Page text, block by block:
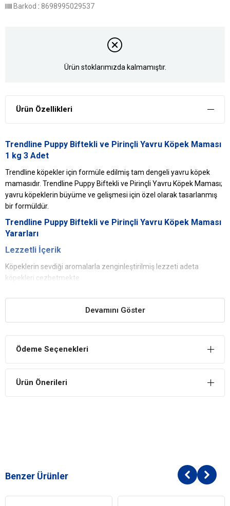
Barkod : 8698995029537
Ürün stoklarımızda kalmamıştır.
Ürün Özellikleri
Trendline Puppy Biftekli ve Pirinçli Yavru Köpek Maması
1 kg 3 Adet
Trendline köpekler için formüle edilmiş tam dengeli yavru köpek
mamasıdır. Trendline Puppy Biftekli ve Pirinçli Yavru Köpek Maması;
yavru köpeklerin büyüme ve gelişmesi için özel olarak tasarlanmış
bir formüldür.
Trendline Puppy Biftekli ve Pirinçli Yavru Köpek Maması
Yararları
Lezzetli İçerik
Köpeklerin sevdiği aromalarla zenginleştirilmiş lezzeti adeta
köpekleri cezbetmekte.
Köpekler Hassas mide yapısından dolayı seçici olduklarından
kullanılan mamanın aroması oldukça önem arz eder. İşte bu
Trendline Puppy Biftekli ve Pirinçli Yavru Köpek Maması
Bileşim
Ciğer Aroması,
Keten Tohumu,
Devamını Göster
Ödeme Seçenekleri
Ürün Önerileri
Benzer Ürünler